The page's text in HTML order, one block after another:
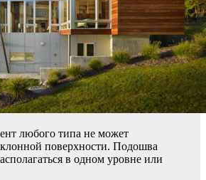
любого типа не может
поверхности. Подошва
в одном уровне или